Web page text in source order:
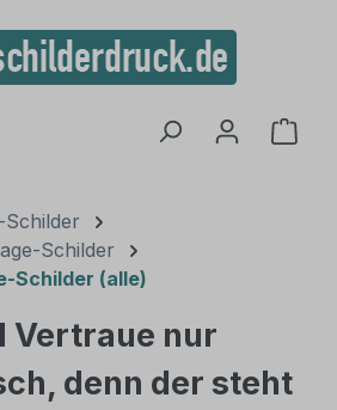
Schilder
Schilder (alle)
Vertraue nur
denn der steht